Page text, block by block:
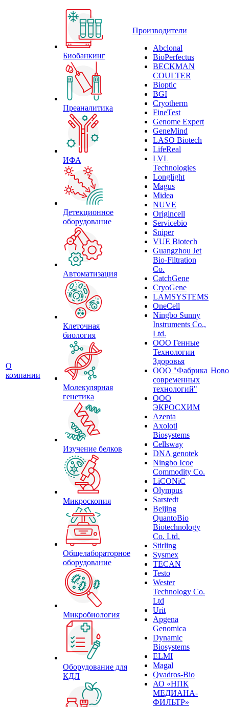
О
компании
Биобанкинг
Преаналитика
ИФА
Детекционное
оборудование
Автоматизация
Клеточная
биология
Молекулярная
генетика
Изучение белков
Микроскопия
Общелабораторное
оборудование
Микробиология
Оборудование для
КДЛ
Производители
Abclonal
BioPerfectus
BECKMAN
COULTER
Bioptic
BGI
Cryotherm
FineTest
Genome Expert
GeneMind
LASO Biotech
LifeReal
LVL
Technologies
Longlight
Magus
Midea
NUVE
Origincell
Servicebio
Sniper
VUE Biotech
Guangzhou Jet
Bio-Filtration
Co.
CatchGene
CryoGene
LAMSYSTEMS
OneCell
Ningbo Sunny
Instruments Co.,
Ltd.
ООО Генные
Технологии
Здоровья
ООО "Фабрика
современных
технологий"
ООО
ЭКРОСХИМ
Azenta
Axolotl
Biosystems
Cellsway
DNA genotek
Ningbo Icoe
Commodity Co.
LiCONiC
Olympus
Sarstedt
Beijing
QuantoBio
Biotechnology
Co. Ltd.
Stirling
Sysmex
TECAN
Testo
Wester
Technology Co.
Ltd
Urit
Apgena
Genomica
Dynamic
Biosystems
ELMI
Magal
Qvadros-Bio
АО «НПК
МЕДИАНА-
ФИЛЬТР»